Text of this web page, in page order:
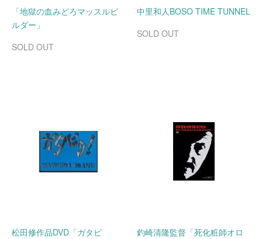
「地獄の血みどろマッスルビ
ルダー」
SOLD OUT
中里和人BOSO TIME TUNNEL
SOLD OUT
松田修作品DVD「ガタピ
釣崎清隆監督「死化粧師オロ